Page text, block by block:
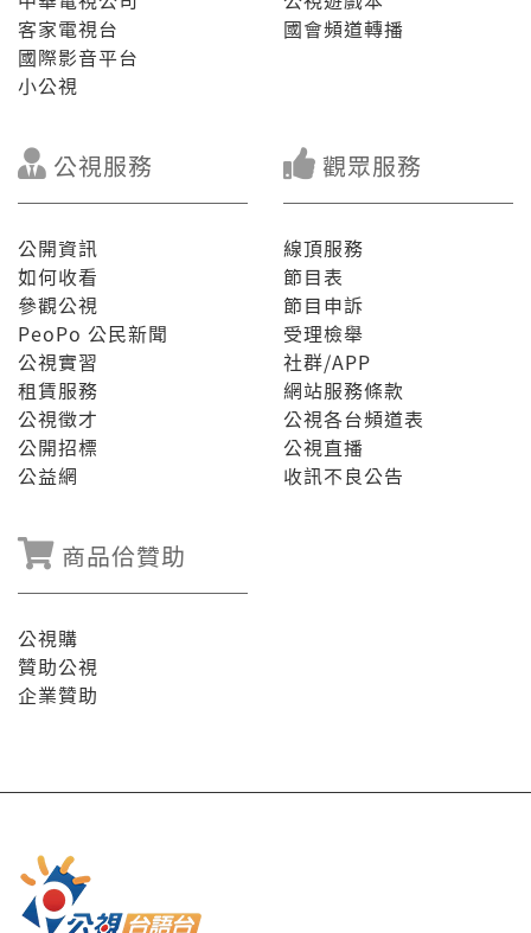
客家電視台
國際影音平台
小公視
國會頻道轉播
公視服務
公開資訊
如何收看
參觀公視
PeoPo 公民新聞
公視實習
租賃服務
公視徵才
公開招標
公益網
觀眾服務
線頂服務
節目表
節目申訴
受理檢舉
社群/APP
網站服務條款
公視各台頻道表
公視直播
收訊不良公告
商品佮贊助
公視購
贊助公視
企業贊助